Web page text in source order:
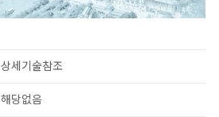
상세기술참조
해당없음